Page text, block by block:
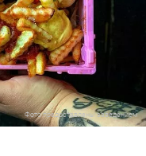
Фото предоставлены заведением